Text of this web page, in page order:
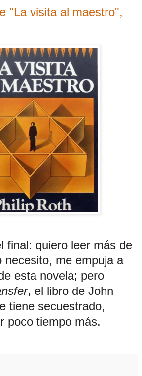
"La visita al maestro",
final: quiero leer más de
necesito, me empuja a
esta novela; pero
, el libro de John
tiene secuestrado,
poco tiempo más.